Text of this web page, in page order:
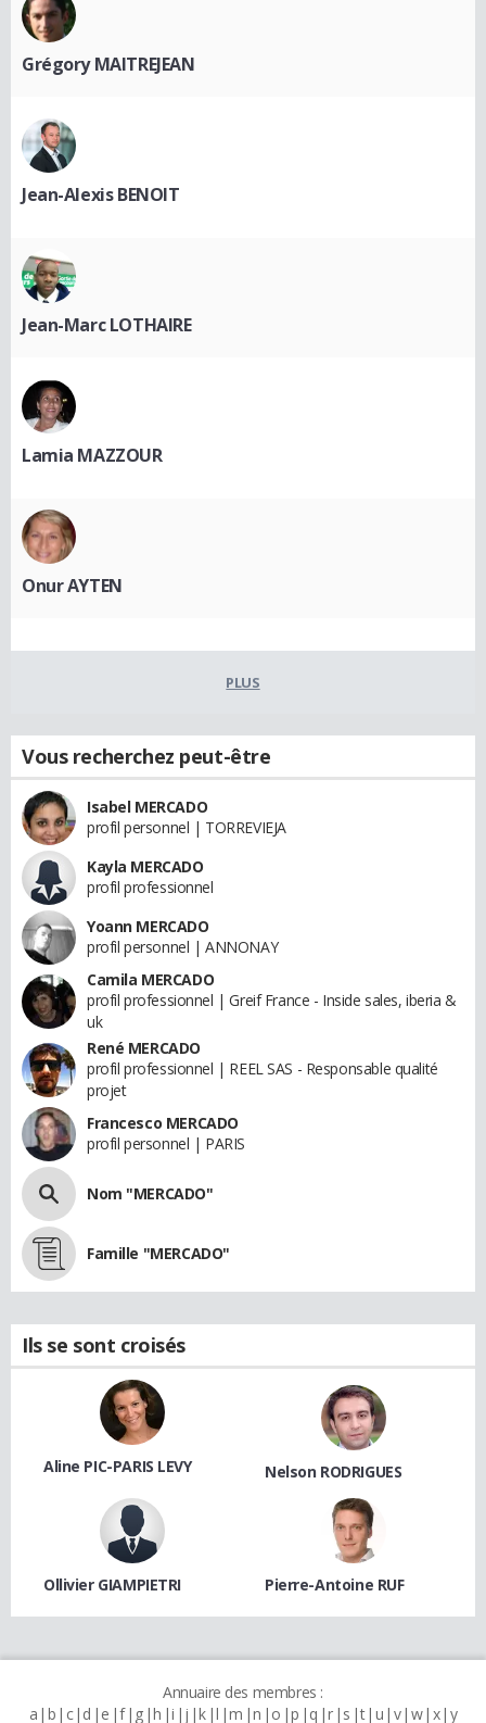
Grégory MAITREJEAN
Jean-Alexis BENOIT
Jean-Marc LOTHAIRE
Lamia MAZZOUR
Onur AYTEN
PLUS
Vous recherchez peut-être
Isabel MERCADO
profil personnel | TORREVIEJA
Kayla MERCADO
profil professionnel
Yoann MERCADO
profil personnel | ANNONAY
Camila MERCADO
profil professionnel | Greif France - Inside sales, iberia &
uk
René MERCADO
profil professionnel | REEL SAS - Responsable qualité
projet
Francesco MERCADO
profil personnel | PARIS
Nom "MERCADO"
Famille "MERCADO"
Ils se sont croisés
Aline PIC-PARIS LEVY Nelson RODRIGUES
Ollivier GIAMPIETRI Pierre-Antoine RUF
Annuaire des membres :
a b c d e f g h i j k l m n o p q r s t u v w x y